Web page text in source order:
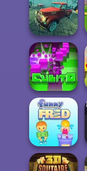
City Driver:
Destroy Car
Halloween
Lonely Road
Racing
Cubito